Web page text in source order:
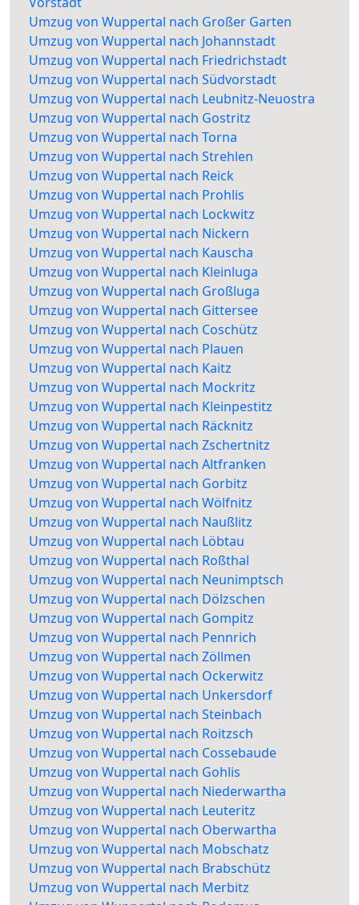
Umzug von Wuppertal nach Großer Garten
Umzug von Wuppertal nach Johannstadt
Umzug von Wuppertal nach Friedrichstadt
Umzug von Wuppertal nach Südvorstadt
Umzug von Wuppertal nach Leubnitz-Neuostra
Umzug von Wuppertal nach Gostritz
Umzug von Wuppertal nach Torna
Umzug von Wuppertal nach Strehlen
Umzug von Wuppertal nach Reick
Umzug von Wuppertal nach Prohlis
Umzug von Wuppertal nach Lockwitz
Umzug von Wuppertal nach Nickern
Umzug von Wuppertal nach Kauscha
Umzug von Wuppertal nach Kleinluga
Umzug von Wuppertal nach Großluga
Umzug von Wuppertal nach Gittersee
Umzug von Wuppertal nach Coschütz
Umzug von Wuppertal nach Plauen
Umzug von Wuppertal nach Kaitz
Umzug von Wuppertal nach Mockritz
Umzug von Wuppertal nach Kleinpestitz
Umzug von Wuppertal nach Räcknitz
Umzug von Wuppertal nach Zschertnitz
Umzug von Wuppertal nach Altfranken
Umzug von Wuppertal nach Gorbitz
Umzug von Wuppertal nach Wölfnitz
Umzug von Wuppertal nach Naußlitz
Umzug von Wuppertal nach Löbtau
Umzug von Wuppertal nach Roßthal
Umzug von Wuppertal nach Neunimptsch
Umzug von Wuppertal nach Dölzschen
Umzug von Wuppertal nach Gompitz
Umzug von Wuppertal nach Pennrich
Umzug von Wuppertal nach Zöllmen
Umzug von Wuppertal nach Ockerwitz
Umzug von Wuppertal nach Unkersdorf
Umzug von Wuppertal nach Steinbach
Umzug von Wuppertal nach Roitzsch
Umzug von Wuppertal nach Cossebaude
Umzug von Wuppertal nach Gohlis
Umzug von Wuppertal nach Niederwartha
Umzug von Wuppertal nach Leuteritz
Umzug von Wuppertal nach Oberwartha
Umzug von Wuppertal nach Mobschatz
Umzug von Wuppertal nach Brabschütz
Umzug von Wuppertal nach Merbitz